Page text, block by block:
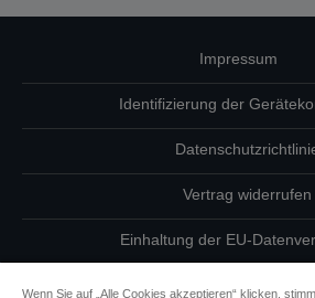
Impressum
Identifizierung der
Vertrag widerrufen
Einhaltung der EU-
Wenn Sie auf „Alle Cookies akzeptieren“ klicken,